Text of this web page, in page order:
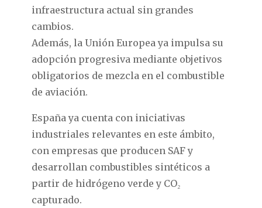
infraestructura actual sin grandes
cambios.
Además, la Unión Europea ya impulsa su
adopción progresiva mediante objetivos
obligatorios de mezcla en el combustible
de aviación.
España ya cuenta con iniciativas
industriales relevantes en este ámbito,
con empresas que producen SAF y
desarrollan combustibles sintéticos a
partir de hidrógeno verde y CO₂
capturado.